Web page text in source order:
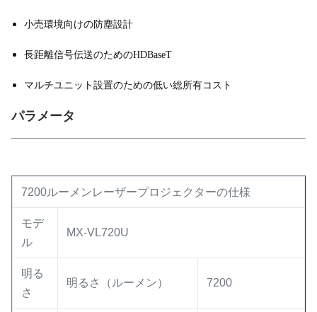
小売環境向けの防塵設計
長距離信号伝送のためのHDBaseT
マルチユニット設置のための低い総所有コスト
パラメータ
7200ルーメンレーザープロジェクターの仕様
モデ
ル
MX-VL720U
明る
さ
明るさ（ルーメン） 7200